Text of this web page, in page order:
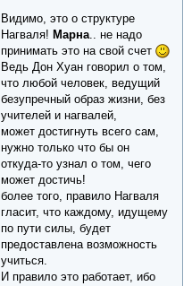
Видимо, это о структуре
Нагваля!Марна .. не надо
принимать это на свой счет
Ведь Дон Хуан говорил о том,
что любой человек, ведущий
безупречный образ жизни, без
учителей и нагвалей,
может достигнуть всего сам,
нужно только что бы он
откуда-то узнал о том, чего
может достичь!
более того, правило Нагваля
гласит, что каждому, идущему
по пути силы, будет
предоставлена возможность
учиться.
И правило это работает, ибо